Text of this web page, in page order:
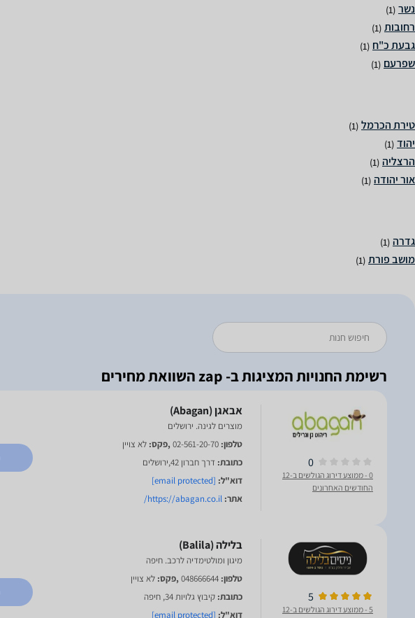
(1)
(1)
(1)
(1)
(1)
(1)
(1)
(1)
(1)
(1)
רשימת החנויות המציגות ב- zap השוואת מחירים
0
0
- ממוצע דירוג הגולשים ב-12
החודשים האחרונים
מוצרים לגינה. ירושלים
טלפון: 02-561-20-70,פקס: לא צויין
כתובת: דרך חברון 42,ירושלים
דוא"ל: [email protected]
אתר: https://abagan.co.il/
5
5
- ממוצע דירוג הגולשים ב-12
מיגון ומולטימדיה לרכב. חיפה
טלפון: 048666644,פקס: לא צויין
כתובת: קיבוץ גלויות 34, חיפה
דוא"ל: [email protected]